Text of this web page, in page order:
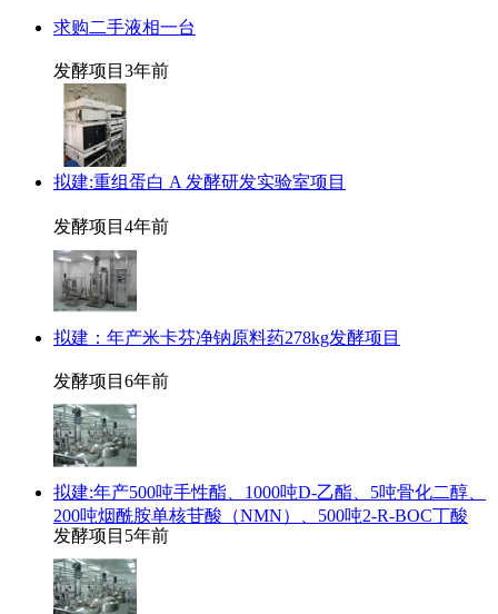
求购二手液相一台
发酵项目 3年前
拟建:重组蛋白 A 发酵研发实验室项目
发酵项目 4年前
拟建：年产米卡芬净钠原料药278kg发酵项目
发酵项目 6年前
拟建:年产500吨手性酯、1000吨D-乙酯、5吨骨化二醇、
200吨烟酰胺单核苷酸（NMN）、500吨2-R-BOC丁酸
发酵项目 5年前